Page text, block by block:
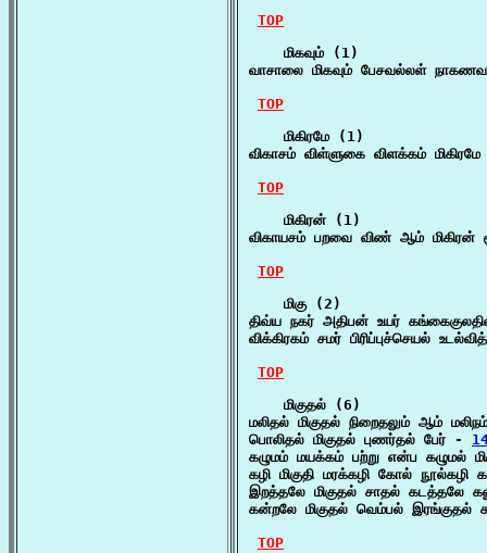
TOP
    மிகவும் (1)
வாசாலை மிகவும் பேசவல்லள்
TOP
    மிகிரமே (1)
விகாசம் விள்ளுகை விளக்கம்
TOP
    மிகிரன் (1)
விகாயசம் பறவை விண் ஆம் மிகிரன்
TOP
    மிகு (2)
திவ்ய நகர் அதிபன் உயர்
விக்கிரகம் சமர் பிரிப்புச்செயல்
TOP
    மிகுதல் (6)
மலிதல் மிகுதல் நிறைதலும் ஆம்
பொலிதல் மிகுதல் புணர்தல் பேர் -
கழுமம் மயக்கம் பற்று என்ப கழுமல்
கழி மிகுதி மரக்கழி கோல்
இறத்தலே மிகுதல் சாதல் கடத்தலே
கன்றலே மிகுதல் வெம்பல்
TOP